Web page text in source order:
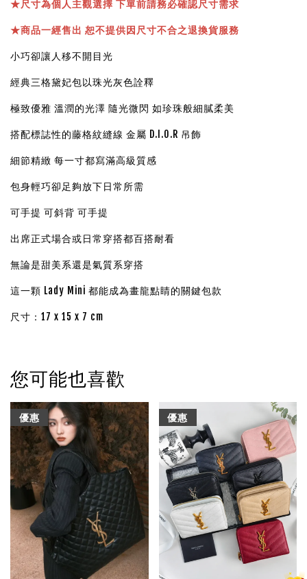
★尺寸為個人主觀選擇 下單前請務必確認尺寸需求
★商品一經售出 恕不提供因尺寸不合之退換貨服務
小巧卻讓人移不開目光
經典三格黛妃包以珠光灰色詮釋
極致優雅 溫潤的光澤 隨光微閃 如珍珠般細膩柔美
搭配標誌性的藤格紋縫線 金屬 D.I.O.R 吊飾
細節精緻 每一寸都寫滿高級質感
包身輕巧卻足夠放下日常所需
可手提 可斜背 可手提
出席正式場合或日常穿搭都百搭耐看
無論是甜美系還是氣質系穿搭
這一顆 Lady Mini 都能成為畫龍點睛的關鍵包款
尺寸：17 x 15 x 7 cm
您可能也喜歡
優惠 優惠